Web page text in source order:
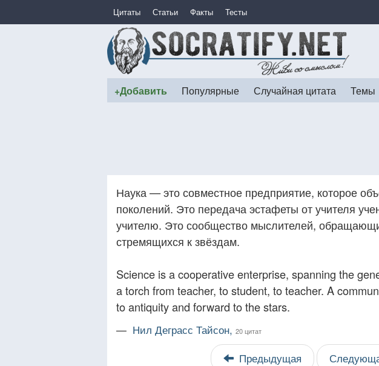
Цитаты Статьи Факты Тесты
+Добавить Популярные Случайная цитата Темы
Наука — это совместное предприятие, которое
поколений. Это передача эстафеты от учителя
учителю. Это сообщество мыслителей,
стремящихся к звёздам.
Science is a cooperative enterprise, spanning the
a torch from teacher, to student, to teacher. A
to antiquity and forward to the stars.
— Нил Деграсс Тайсон, 20 цитат
Предыдущая